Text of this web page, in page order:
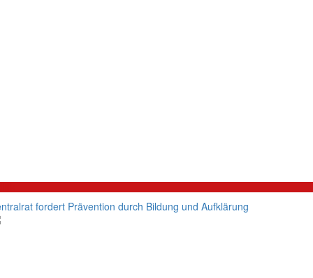
fordert Prävention durch Bildung und Aufklärung